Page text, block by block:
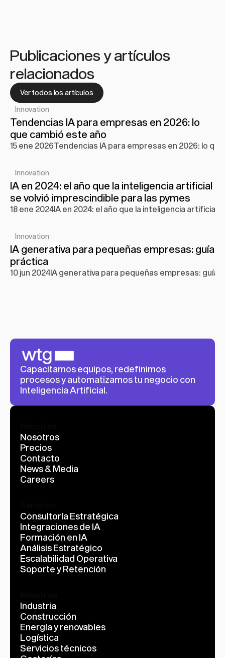
Publicaciones y artículos
relacionados
Ver todos los artículos
Innovation
Tendencias IA para empresas en 2026: lo
que cambió este año
15 ene 2026Tendencias IA para empresas en 2026: lo
Innovation
IA en 2024: el año que la inteligencia artificial
se volvió imprescindible para las pymes
18 ene 2024IA en 2024: el año que la inteligencia artificial
Innovation
IA generativa para pequeñas empresas: guía
práctica
10 jun 2024IA generativa para pequeñas empresas: guía
Capacitamos equipos, redefinimos
procesos y automatizamos tu negocio con
Inteligencia Artificial.
Nosotros
Precios
Contacto
News & Media
Careers
Consultoría Estratégica
Integraciones de IA
Formación en IA
Análisis Estratégico
Escalabilidad Operativa
Soporte y Retención
Industria
Construcción
Energía y renovables
Logística
Servicios técnicos